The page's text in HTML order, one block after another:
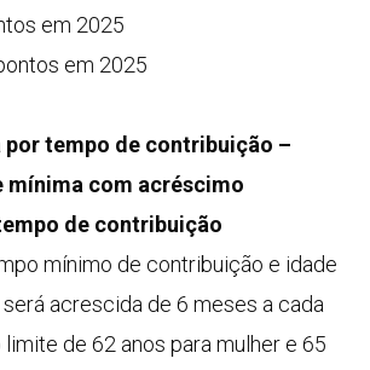
em 2025
em 2025
tempo de contribuição –
mínima com acréscimo
de contribuição
mínimo de contribuição e idade
acrescida de 6 meses a cada
de 62 anos para mulher e 65